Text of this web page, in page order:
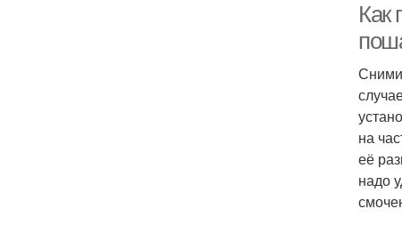
Как
на
её
надо